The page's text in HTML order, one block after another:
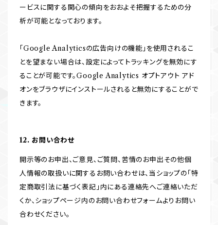
ービスに関する関心の傾向をおおよそ把握するための分
析が可能となっております。
「Google Analyticsの広告向けの機能」を使用されるこ
とを望まない場合は、設定によってトラッキングを無効にす
ることが可能です。Google Analytics オプトアウト アド
オンをブラウザにインストールされると無効にすることがで
きます。
12. お問い合わせ
開示等のお申出、ご意見、ご質問、苦情のお申出その他個
人情報の取扱いに関するお問い合わせは、当ショップの「特
定商取引法に基づく表記」内にある連絡先へご連絡いただ
くか、ショップページ内のお問い合わせフォームよりお問い
合わせください。